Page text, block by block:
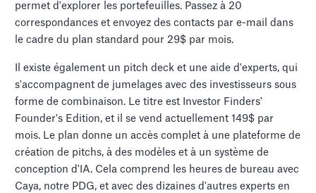
permet d'explorer les portefeuilles. Passez à 20
correspondances et envoyez des contacts par e-mail dans
le cadre du plan standard pour 29$ par mois.
Il existe également un pitch deck et une aide d'experts, qui
s'accompagnent de jumelages avec des investisseurs sous
forme de combinaison. Le titre est Investor Finders'
Founder's Edition, et il se vend actuellement 149$ par
mois. Le plan donne un accès complet à une plateforme de
création de pitchs, à des modèles et à un système de
conception d'IA. Cela comprend les heures de bureau avec
Caya, notre PDG, et avec des dizaines d'autres experts en